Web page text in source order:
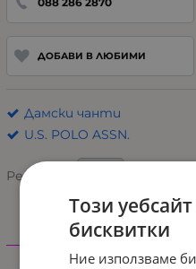
ДОБАВИ В ЛЮБИМИ
Дамски чанти
U.S. POLO ASSN.
Рейтинг:
Този
бисквитки
Ние използваме